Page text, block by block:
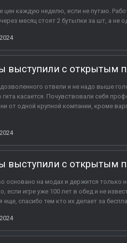
каждую неделю, если не путаю.
месяц стоят 2 бутылки за шт, а не
выступили с открытым
отвели и не надо выше
гита касается. Почувствовали себя
от одной крупной компании, кроме
выступили с открытым
основано на модах и держится только
если игре уже 100 лет в обед и не
еще, спасибо тем кто их делает за